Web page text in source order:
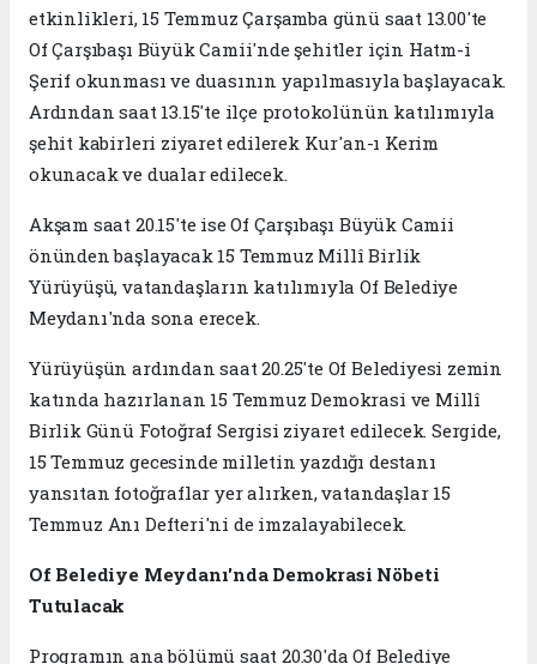
etkinlikleri, 15 Temmuz Çarşamba günü saat 13.00'te
Of Çarşıbaşı Büyük Camii'nde şehitler için Hatm-i
Şerif okunması ve duasının yapılmasıyla başlayacak.
Ardından saat 13.15'te ilçe protokolünün katılımıyla
şehit kabirleri ziyaret edilerek Kur'an-ı Kerim
okunacak ve dualar edilecek.
Akşam saat 20.15'te ise Of Çarşıbaşı Büyük Camii
önünden başlayacak 15 Temmuz Millî Birlik
Yürüyüşü, vatandaşların katılımıyla Of Belediye
Meydanı'nda sona erecek.
Yürüyüşün ardından saat 20.25'te Of Belediyesi zemin
katında hazırlanan 15 Temmuz Demokrasi ve Millî
Birlik Günü Fotoğraf Sergisi ziyaret edilecek. Sergide,
15 Temmuz gecesinde milletin yazdığı destanı
yansıtan fotoğraflar yer alırken, vatandaşlar 15
Temmuz Anı Defteri'ni de imzalayabilecek.
Of Belediye Meydanı'nda Demokrasi Nöbeti
Tutulacak
Programın ana bölümü saat 20.30'da Of Belediye